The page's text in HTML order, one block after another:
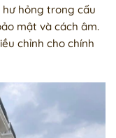
hỏng trong cấu
mật và cách âm.
chỉnh cho chính